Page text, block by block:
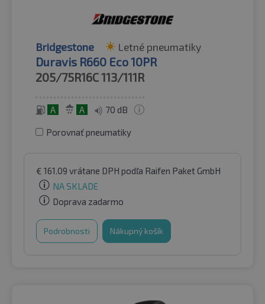
Bridgestone Letné pneumatiky
Duravis R660 Eco 10PR
205/75R16C113/111R
A A 70 dB
Porovnať pneumatiky
€ 161.09 vrátane DPH podľa Raifen Paket GmbH
NA SKLADE
Doprava zadarmo
Podrobnosti Nákupný košík